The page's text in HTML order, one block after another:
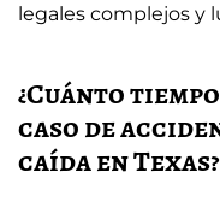
legales complejos y
¿Cuánto
caso de
caída en Texas?